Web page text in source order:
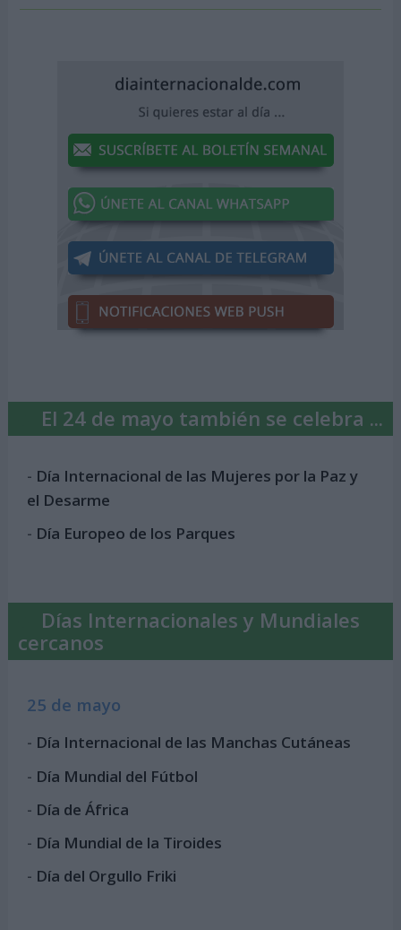
El 24 de mayo también se celebra ...
- Día Internacional de las Mujeres por la Paz y
el Desarme
- Día Europeo de los Parques
Días Internacionales y Mundiales
cercanos
25 de mayo
- Día Internacional de las Manchas Cutáneas
- Día Mundial del Fútbol
- Día de África
- Día Mundial de la Tiroides
- Día del Orgullo Friki